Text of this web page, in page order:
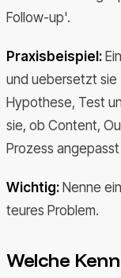
Follow-up'.
Praxisbeispiel:
und uebersetzt sie
Hypothese, Test
sie, ob Content,
Prozess
Wichtig: Nenne
teures Problem.
Welche